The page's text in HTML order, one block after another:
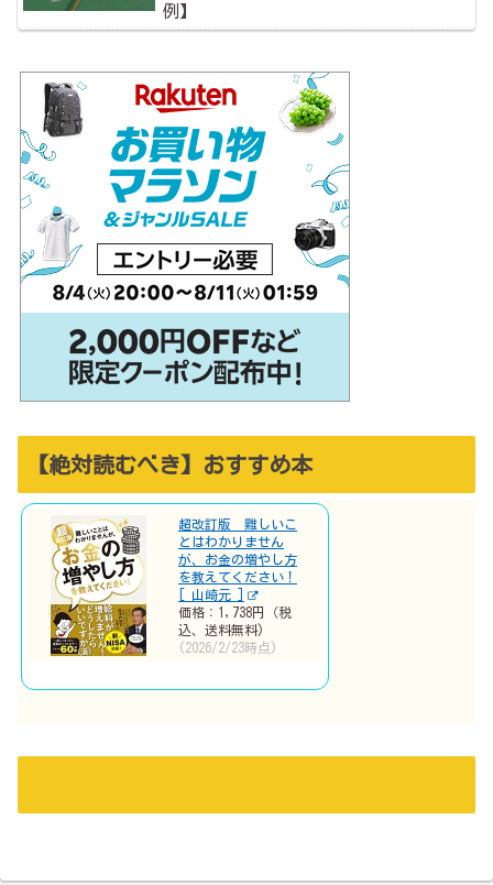
例】
【絶対読むべき】おすすめ本
超改訂版 難しいこ
とはわかりません
が、お金の増やし方
を教えてください！
[ 山崎元 ]
価格：1,738円（税
込、送料無料)
(2026/2/23時点)